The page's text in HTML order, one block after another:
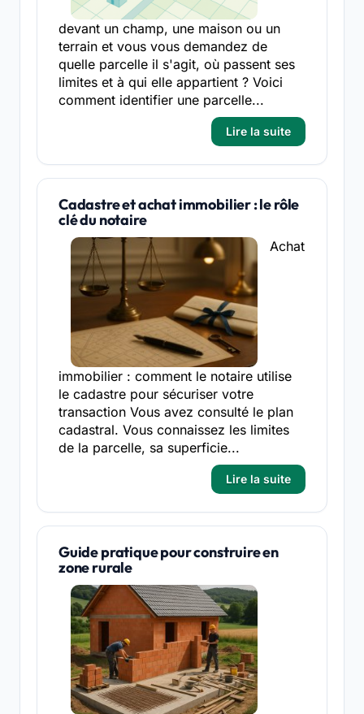
devant un champ, une maison ou un
terrain et vous vous demandez de
quelle parcelle il s'agit, où passent ses
limites et à qui elle appartient ? Voici
comment identifier une parcelle...
Lire la suite
Cadastre et achat immobilier : le rôle
clé du notaire
Achat
immobilier : comment le notaire utilise
le cadastre pour sécuriser votre
transaction Vous avez consulté le plan
cadastral. Vous connaissez les limites
de la parcelle, sa superficie...
Lire la suite
Guide pratique pour construire en
zone rurale